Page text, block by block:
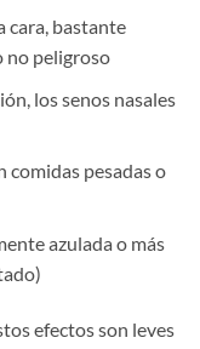
cara, bastante
no peligroso
los senos nasales
comidas pesadas o
azulada o más
efectos son leves